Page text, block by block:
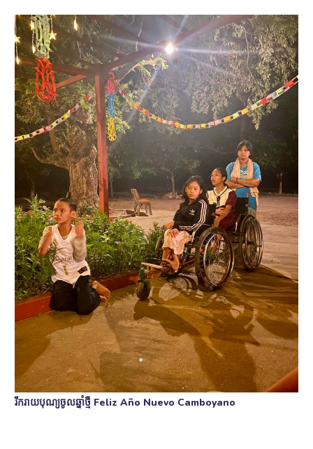
រីករាយបុណ្យចូលឆ្នាំថ្មី Feliz Año Nuevo Camboyano